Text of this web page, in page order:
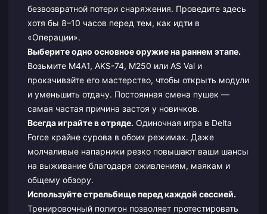
безвозвратной потери снаряжения. Проведите здесь
хотя бы 8–10 часов перед тем, как идти в
«Операции».
Выберите одно основное оружие на раннем этапе.
Возьмите M4A1, AKS-74, M250 или AS Val и
прокачивайте его мастерство, чтобы открыть модули
и уменьшить отдачу. Постоянная смена пушек —
самая частая причина застоя у новичков.
Всегда играйте в отряде. Одиночная игра в Delta
Force крайне сурова в обоих режимах. Даже
молчаливые напарники резко повышают ваши шансы
на выживание благодаря оживлениям, маякам и
общему обзору.
Используйте стрельбище перед каждой сессией.
Тренировочный полигон позволяет протестировать